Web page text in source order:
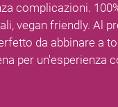
complicazioni.
vegan friendly. Al
da abbinare a
per un'esperienza